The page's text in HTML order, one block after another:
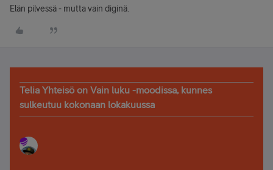
Elän pilvessä - mutta vain diginä.
Telia Yhteisö on Vain luku -moodissa, kunnes
sulkeutuu kokonaan lokakuussa